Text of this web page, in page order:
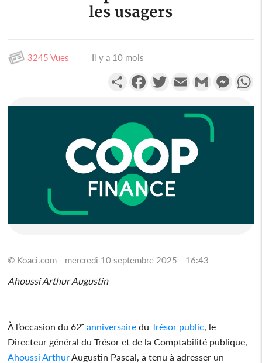
les usagers
3245 Vues Il y a 10 mois
PartagerFacebookTwitterEmail Gmail
© Koaci.com - mercredi 10 septembre 2025 - 16:43
Ahoussi Arthur Augustin
À l’occasion du 62ᵉ anniversaire duTrésor public , le
Directeur général du Trésor et de la Comptabilité publique,
Ahoussi Arthur Augustin Pascal, a tenu à adresser un